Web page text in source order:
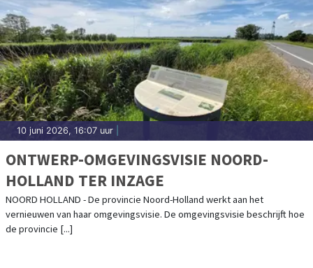
10 juni 2026, 16:07 uur
ONTWERP-OMGEVINGSVISIE NOORD-
HOLLAND TER INZAGE
NOORD HOLLAND - De provincie Noord-Holland werkt aan het
vernieuwen van haar omgevingsvisie. De omgevingsvisie beschrijft hoe
de provincie [...]